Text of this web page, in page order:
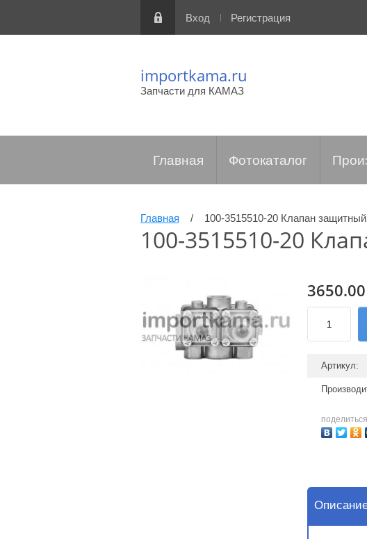
Вход Регистрация
importkama.ru
Запчасти для КАМАЗ
Главная Фотокаталог
Главная / 100-3515510-20 Клапан
100-3515510-20
3650.00
Артикул:
поделиться